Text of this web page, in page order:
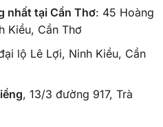
nhất tại Cần Thơ: 45 Hoàng
Kiều, Cần Thơ
lộ Lê Lợi, Ninh Kiều, Cần
, 13/3 đường 917, Trà